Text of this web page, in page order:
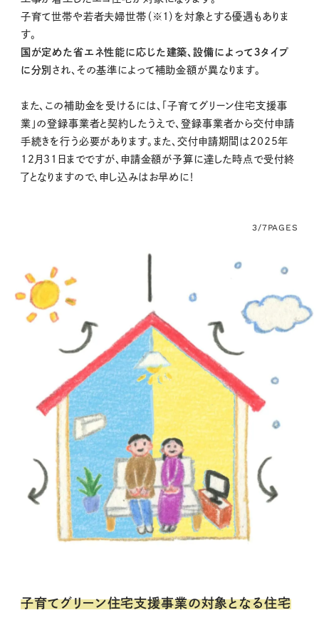
子育て世帯や若者夫婦世帯（※1）を対象とする優遇もありま
す。
国が定めた省エネ性能に応じた建築、設備によって３タイプ
に分別 され、その基準によって補助金額が異なります。
また、この補助金を受けるには、「子育てグリーン住宅支援事
業」の登録事業者と契約したうえで、登録事業者から交付申請
手続きを行う必要があります。また、交付申請期間は2025年
12月31日までですが、申請金額が予算に達した時点で受付終
了となりますので、申し込みはお早めに！
3/7PAGES
子育てグリーン住宅支援事業の対象となる住宅